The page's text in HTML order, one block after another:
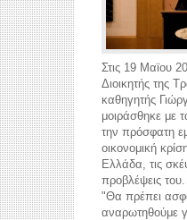
Στις 19 Μαϊου
Διοικητής της
καθηγητής
μοιράσθηκε με
την πρόσφατη
οικονομική
Ελλάδα, τις
προβλέψεις
"Θα πρέπει
αναρωτηθούμε